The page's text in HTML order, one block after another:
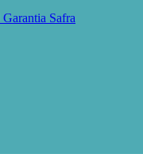
Garantia Safra